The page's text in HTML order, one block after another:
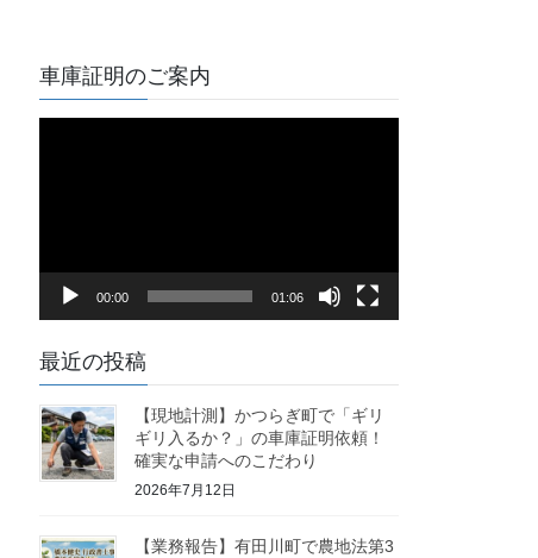
車庫証明のご案内
ヤ
00:00 01:06
最近の投稿
【現地計測】かつらぎ町で「ギリ
ギリ入るか？」の車庫証明依頼！
確実な申請へのこだわり
2026年7月12日
【業務報告】有田川町で農地法第3